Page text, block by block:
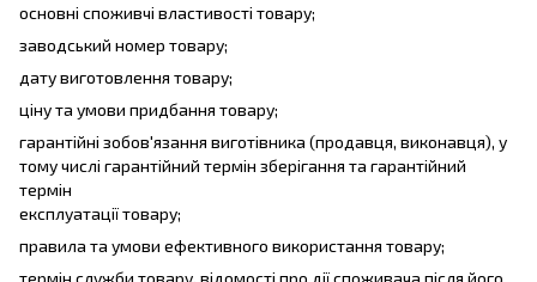
основні споживчі властивості товару;
заводський номер товару;
дату виготовлення товару;
ціну та умови придбання товару;
гарантійні зобов'язання виготівника (продавця, виконавця), у
тому числі гарантійний термін зберігання та гарантійний
термін
експлуатації товару;
правила та умови ефективного використання товару;
термін служби товару, відомості про дії споживача після його